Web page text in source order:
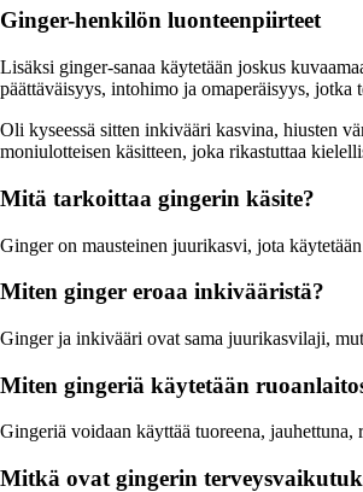
Ginger-henkilön luonteenpiirteet
Lisäksi ginger-sanaa käytetään joskus
päättäväisyys, intohimo ja omaperäisyys, jotka
Oli kyseessä sitten inkivääri kasvina, hiusten
moniulotteisen käsitteen, joka rikastuttaa
Mitä tarkoittaa gingerin käsite?
Ginger on mausteinen juurikasvi, jota
Miten ginger eroaa inkivääristä?
Ginger ja inkivääri ovat sama juurikasvilaji,
Miten gingeriä käytetään
Gingeriä voidaan käyttää tuoreena, jauhettuna,
Mitkä ovat gingerin